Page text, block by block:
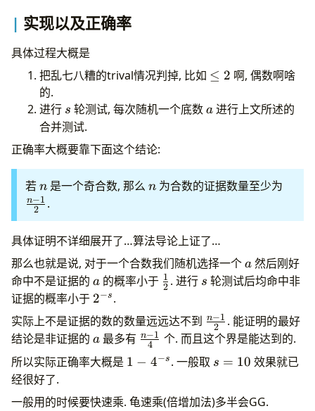
实现以及正确率
具体过程大概是
把乱七八糟的trival情况判掉, 比如 \le
≤ 2 啊, 偶数啊啥
的.
进行 s
s 轮测试, 每次随机一个底数a
a 进行上文所述的
合并测试.
正确率大概要靠下面这个结论:
若n
n 是一个奇合数, 那么 n
n 为合数的证据数量至少为
2
n−1 .
具体证明不详细展开了…算法导论上证了…
那么也就是说, 对于一个合数我们随机选择一个a
a 然后刚好
命中不是证据的 a
a 的概率小于 \frac
2
1 . 进行 s
s 轮测试后均命中非
证据的概率小于 2^{-
s}
2−s .
实际上不是证据的数的数量远远达不到 \frac
{n-
2
n−1 . 能证明的最好
结论是非证据的 a
a 最多有 \frac
{n-
1} 4
4
n−1 个. 而且这个界是能达到的.
所以实际正确率大概是 1-
s}
1 − 4−s . 一般取 s=10
s = 10 效果就已
经很好了.
一般用的时候要快速乘. 龟速乘(倍增加法)多半会GG.